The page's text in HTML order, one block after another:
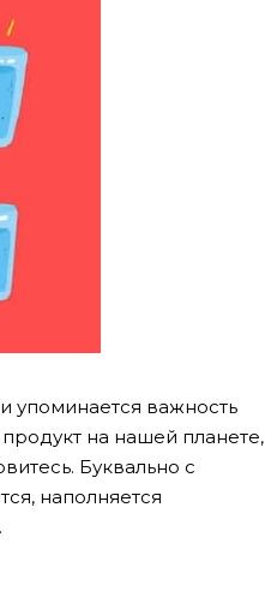
упоминается важность
на нашей планете,
Буквально с
наполняется